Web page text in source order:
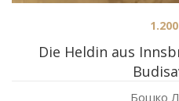
Die Heldin aus
1.200
Бошко